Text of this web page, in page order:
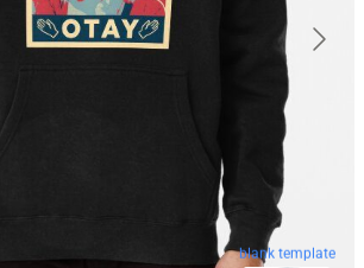
blank template